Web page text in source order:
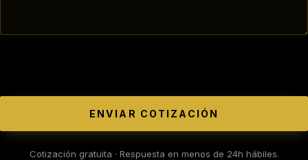
ENVIAR COTIZACIÓN
Cotización gratuita · Respuesta en menos de 24h hábiles.